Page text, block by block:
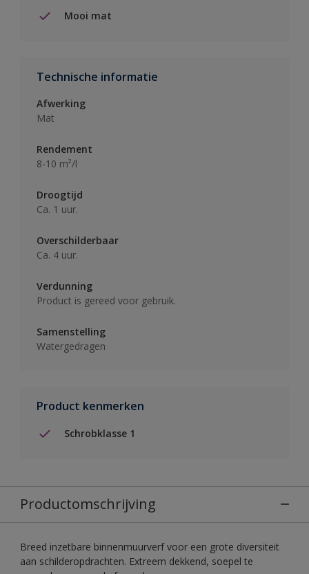
Mooi mat
Technische informatie
Afwerking
Mat
Rendement
8-10 m²/l
Droogtijd
Ca. 1 uur.
Overschilderbaar
Ca. 4 uur.
Verdunning
Product is gereed voor gebruik.
Samenstelling
Watergedragen
Product kenmerken
Schrobklasse 1
Productomschrijving
Breed inzetbare binnenmuurverf voor een grote diversiteit
aan schilderopdrachten. Extreem dekkend, soepel te